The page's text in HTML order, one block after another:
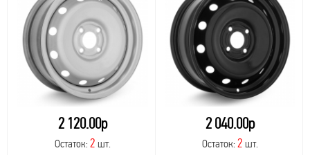
2 120.00р
Остаток: 2 шт.
2 040.00р
Остаток:2 шт.